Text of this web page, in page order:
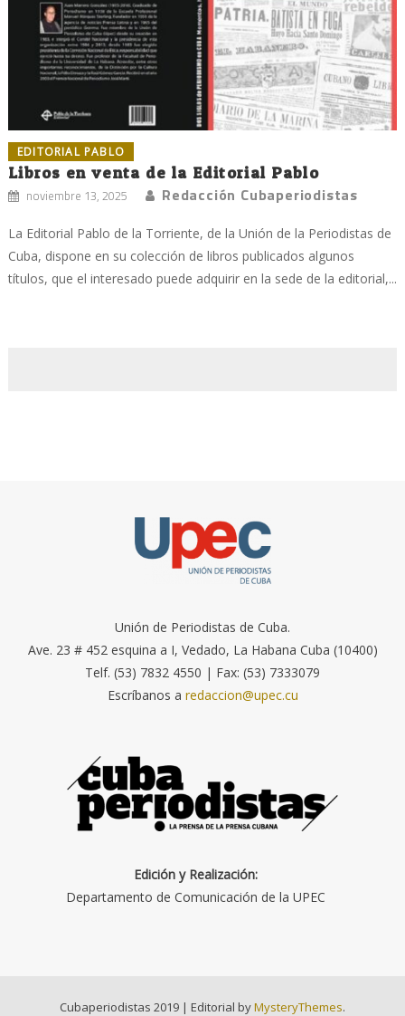
EDITORIAL PABLO
Libros en venta de la Editorial Pablo
noviembre 13, 2025 Redacción Cubaperiodistas
La Editorial Pablo de la Torriente, de la Unión de la Periodistas de
Cuba, dispone en su colección de libros publicados algunos
títulos, que el interesado puede adquirir en la sede de la editorial,...
Unión de Periodistas de Cuba.
Ave. 23 # 452 esquina a I, Vedado, La Habana Cuba (10400)
Telf. (53) 7832 4550 | Fax: (53) 7333079
Escríbanos a redaccion@upec.cu
Edición y Realización:
Departamento de Comunicación de la UPEC
Cubaperiodistas 2019 | Editorial byMysteryThemes.